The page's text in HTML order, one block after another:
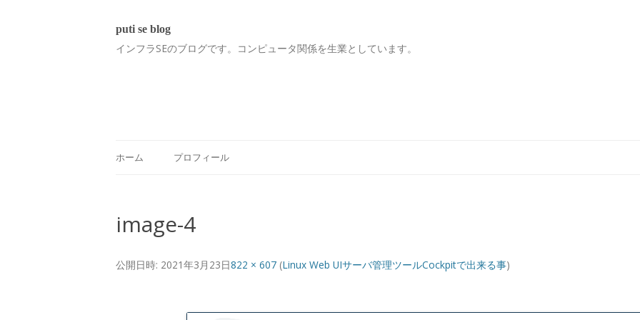
puti se blog
インフラSEのブログです。コンピュータ関係を生業としています。
ホーム プロフィール
image-4
公開日時: 2021年3月23日822 × 607(Linux Web UIサーバ管理ツールCockpitで出来る事)